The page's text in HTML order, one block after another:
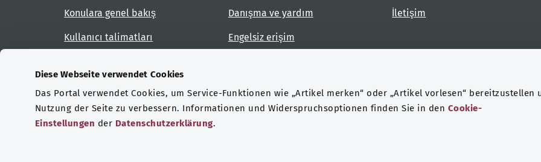
Diese Webseite verwendet Cookies
Das Portal verwendet Cookies, um Service-Funktionen wie „Artikel merken“ oder „Artikel vorlesen“ bereitzustellen
Nutzung der Seite zu verbessern. Informationen und Widerspruchsoptionen finden Sie in den Cookie-
Einstellungen der Datenschutzerklärung.
Konulara genel bakış
Kullanıcı talimatları
Danışma ve yardım
Engelsiz erişim
İletişim
Sertifikasyonlar